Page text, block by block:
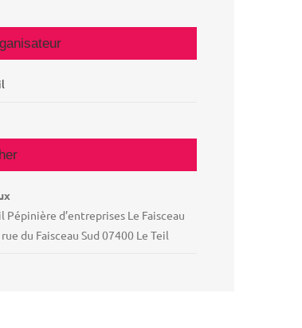
Pépinière d’entreprises Le Faisceau
rue du Faisceau Sud 07400 Le Teil